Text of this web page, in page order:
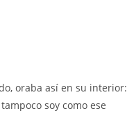
oraba así en su interior:
soy como ese